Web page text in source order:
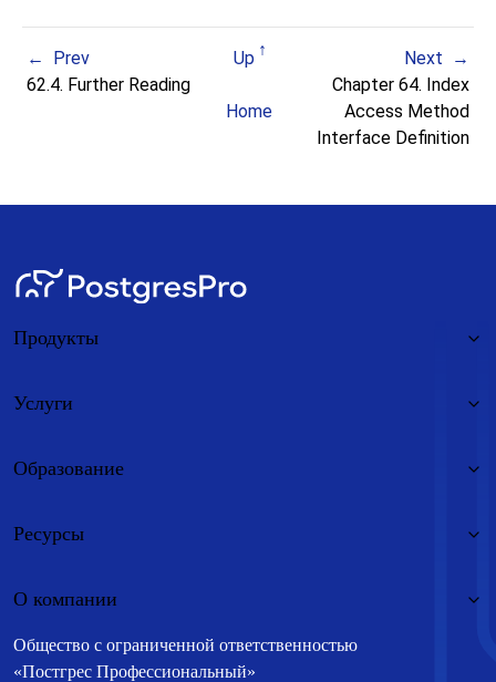
Prev Up
Next
62.4. Further Reading
Home
Chapter 64. Index
Access Method
Interface Definition
Общество с ограниченной ответственностью
«Постгрес Профессиональный»
Продукты
Услуги
Образование
Ресурсы
О компании